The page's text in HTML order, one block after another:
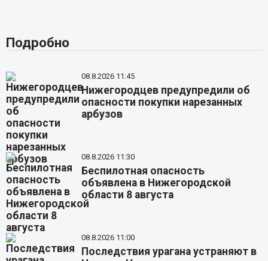
Подробно
08.8.2026 11:45
Нижегородцев предупредили об
опасности покупки нарезанных
арбузов
08.8.2026 11:30
Беспилотная опасность
объявлена в Нижегородской
области 8 августа
08.8.2026 11:00
Последствия урагана устраняют в